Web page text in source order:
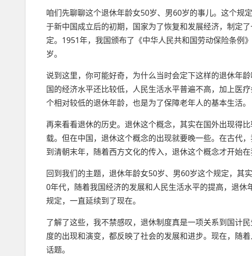
咱们先聊聊这个退休年龄女50岁、男60岁的事儿。这个规
于新中国成立后的初期，国家为了恢复和发展经济，制定
定。1951年，我国颁布了《中华人民共和国劳动保险条例
岁。
说到这里，你可能好奇，为什么当时会定下这样的退休年
国的经济水平还比较低，人民生活水平普遍不高，加上医
个相对较低的退休年龄，也是为了保障老年人的基本生活。
再来看看退休的历史。退休这个概念，其实在国外出现得
载。但在中国，退休这个概念的出现就要晚一些。在古代
到清朝末年，随着西方文化的传入，退休这个概念才开始在
回到我们的主题，退休年龄女50岁、男60岁这个规定，其
0年代，随着我国经济的发展和人民生活水平的提高，退
规定，一直延续到了现在。
了解了这些，我不禁感叹，退休制度真是一项关系到国计
度的出现和演变，都反映了社会的发展和进步。现在，随
话题。